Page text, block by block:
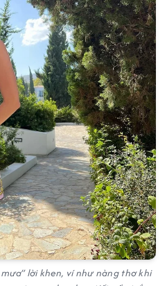
lời khen, ví như nàng thơ khi